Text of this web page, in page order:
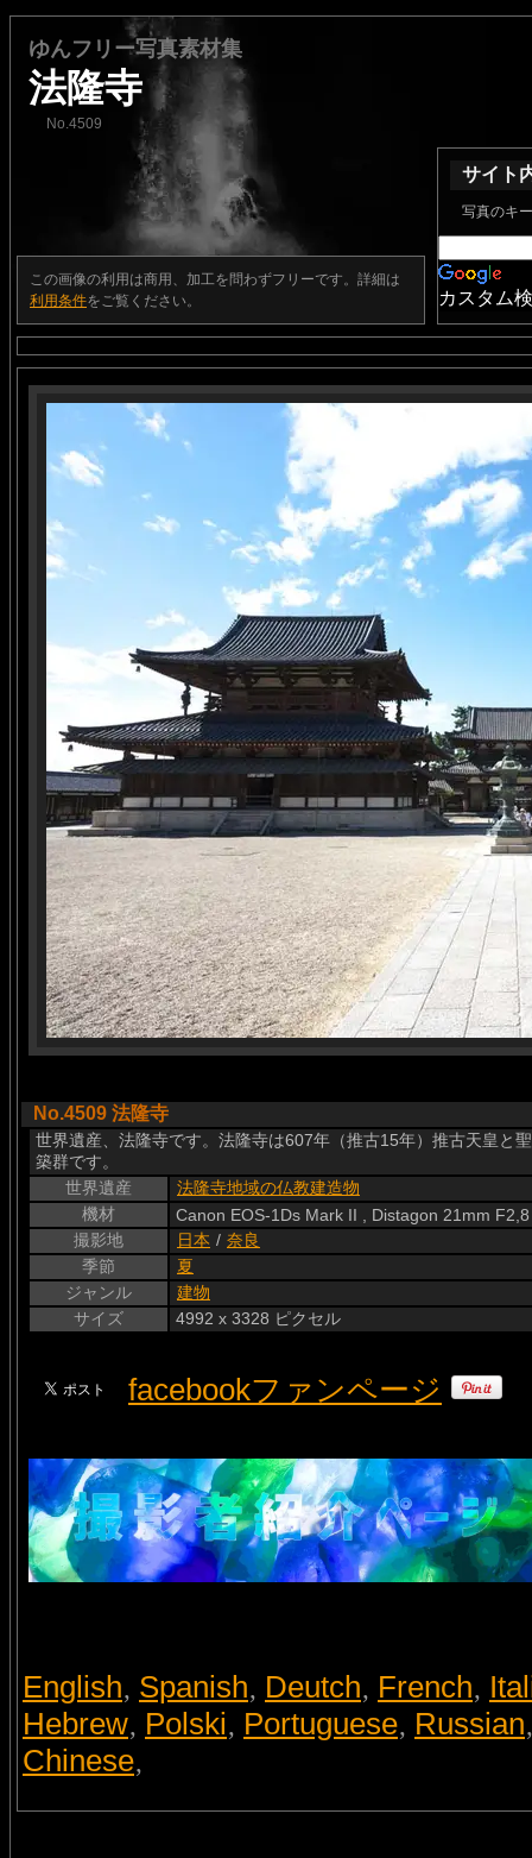
ゆんフリー写真素材集
法隆寺
No.4509
この画像の利用は商用、加工を問わずフリーです。詳細は
利用条件をご覧ください。
サイト
写真のキ
カスタム
No.4509 法隆寺
世界遺産、法隆寺です。法隆寺は607年（推古15年）推古天皇と
築群です。
世界遺産
法隆寺地域の仏教建造物
機材
Canon EOS-1Ds Mark II , Distagon 21mm F2,8
撮影地
日本 / 奈良
季節
夏
ジャンル
建物
サイズ
4992 x 3328 ピクセル
facebookファンページ
English, Spanish, Deutch, French,
Hebrew, Polski, Portuguese, Russian
Chinese,